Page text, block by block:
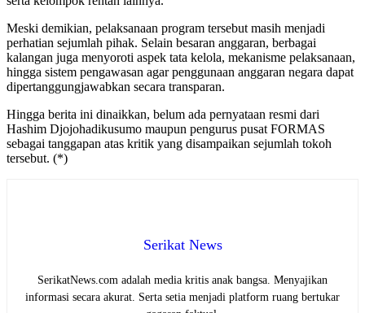
Meski demikian, pelaksanaan program tersebut masih menjadi
perhatian sejumlah pihak. Selain besaran anggaran, berbagai
kalangan juga menyoroti aspek tata kelola, mekanisme pelaksanaan,
hingga sistem pengawasan agar penggunaan anggaran negara dapat
dipertanggungjawabkan secara transparan.
Hingga berita ini dinaikkan, belum ada pernyataan resmi dari
Hashim Djojohadikusumo maupun pengurus pusat FORMAS
sebagai tanggapan atas kritik yang disampaikan sejumlah tokoh
tersebut. (*)
Serikat News
SerikatNews.com adalah media kritis anak bangsa. Menyajikan
informasi secara akurat. Serta setia menjadi platform ruang bertukar